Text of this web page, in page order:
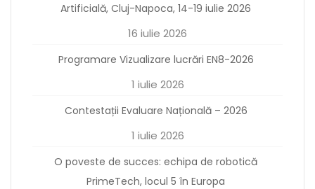
Artificială, Cluj-Napoca, 14-19 iulie 2026
16 iulie 2026
Programare Vizualizare lucrări EN8-2026
1 iulie 2026
Contestații Evaluare Națională – 2026
1 iulie 2026
O poveste de succes: echipa de robotică
PrimeTech, locul 5 în Europa